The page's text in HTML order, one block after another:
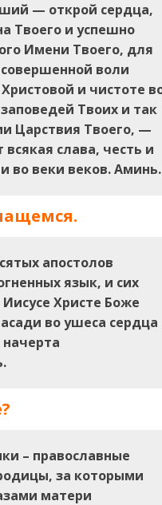
— открой сердца,
Твоего и успешно
Имени Твоего, для
воли
и чистоте
Твоих и так
Царствия Твоего, —
слава, честь и
во веки веков. Аминь.
апостолов
язык, и сих
Христе Боже
во ушеса сердца
– православные
за которыми
матери